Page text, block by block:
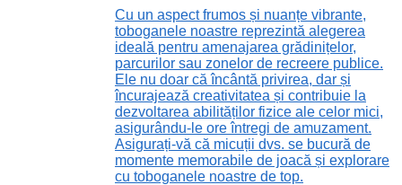
Cu un aspect frumos și nuanțe vibrante,
toboganele noastre reprezintă alegerea
ideală pentru amenajarea grădinițelor,
parcurilor sau zonelor de recreere publice.
Ele nu doar că încântă privirea, dar și
încurajează creativitatea și contribuie la
dezvoltarea abilităților fizice ale celor mici,
asigurându-le ore întregi de amuzament.
Asigurați-vă că micuții dvs. se bucură de
momente memorabile de joacă și explorare
cu toboganele noastre de top.